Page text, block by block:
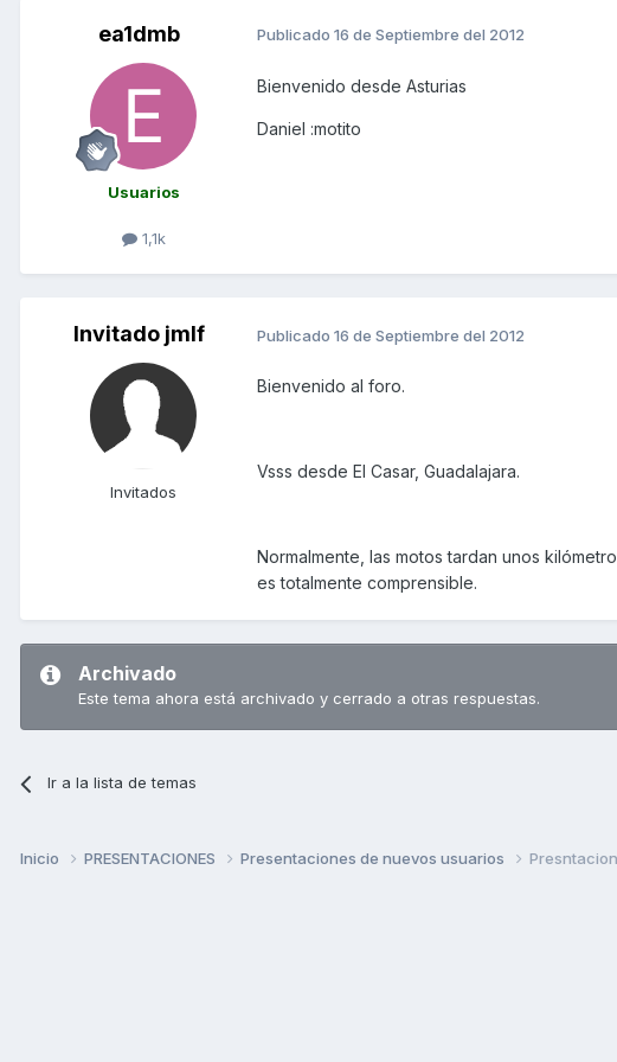
ea1dmb
Usuarios
1,1k
Publicado 16 de Septiembre del 2012
Bienvenido desde Asturias
Daniel :motito
Invitado jmlf
Invitados
Publicado 16 de Septiembre del 2012
Bienvenido al foro.
Vsss desde El Casar, Guadalajara.
Normalmente, las motos tardan unos
es totalmente comprensible.
Archivado
Este tema ahora está archivado y cerrado a otras respuestas.
Ir a la lista de temas
Inicio PRESENTACIONES Presentaciones de nuevos usuarios Presntacion